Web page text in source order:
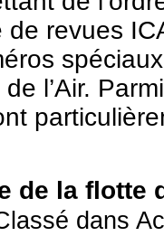
de revues
de l’Air.
de la flotte
dans